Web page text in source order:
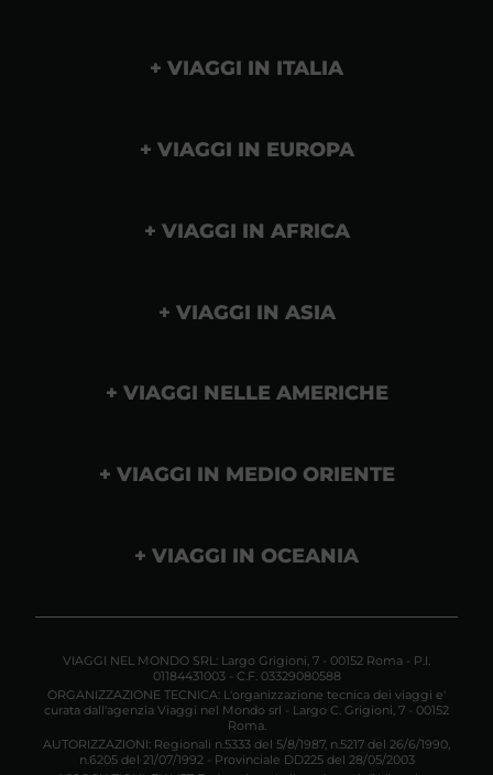
VIAGGI IN ITALIA
VIAGGI IN EUROPA
VIAGGI IN AFRICA
VIAGGI IN ASIA
VIAGGI NELLE AMERICHE
VIAGGI IN MEDIO ORIENTE
VIAGGI IN OCEANIA
VIAGGI NEL MONDO SRL: Largo Grigioni, 7 - 00152 Roma - P.I.
01184431003 - C.F. 03329080588
ORGANIZZAZIONE TECNICA: L'organizzazione tecnica dei viaggi e'
curata dall'agenzia Viaggi nel Mondo srl - Largo C. Grigioni, 7 - 00152
Roma.
AUTORIZZAZIONI: Regionali n.5333 del 5/8/1987, n.5217 del 26/6/1990,
n.6205 del 21/07/1992 - Provinciale DD225 del 28/05/2003